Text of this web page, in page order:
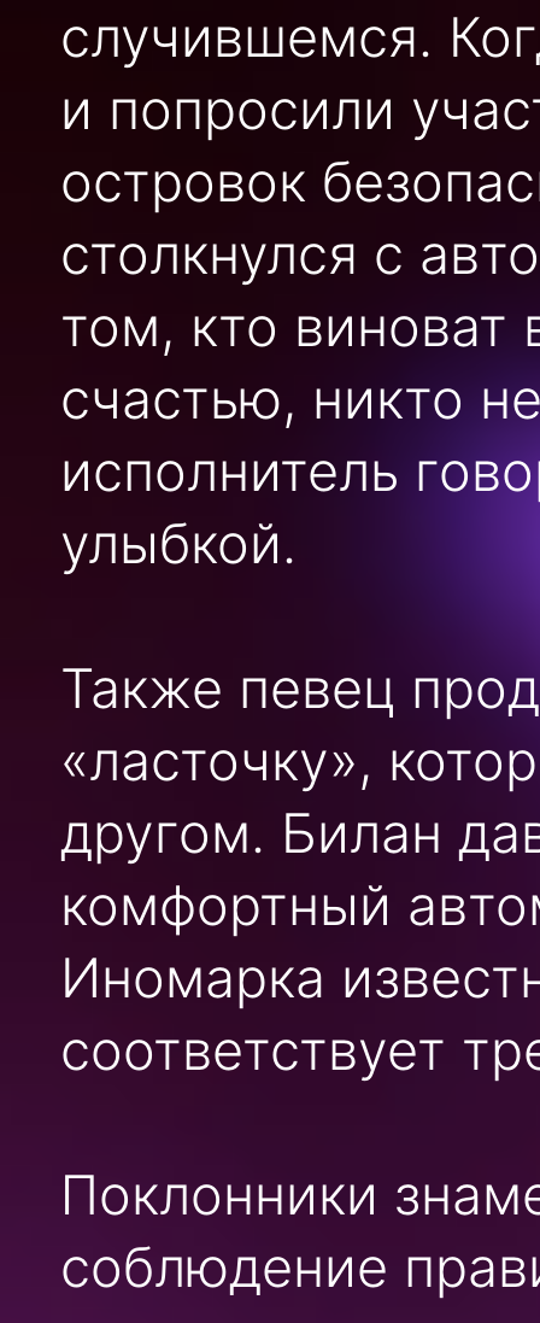
случившемся.
и попросили
островок
столкнулся с
том, кто виноват
счастью, никто
исполнитель
улыбкой.
Также певец
«ласточку»,
другом. Билан
комфортный
Иномарка
соответствует
Поклонники
соблюдение